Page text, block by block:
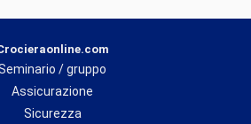
/ gruppo
Assicurazione
Sicurezza